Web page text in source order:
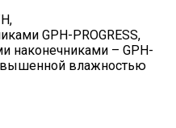
GPH-PROGRESS,
наконечниками – GPH-
влажностью